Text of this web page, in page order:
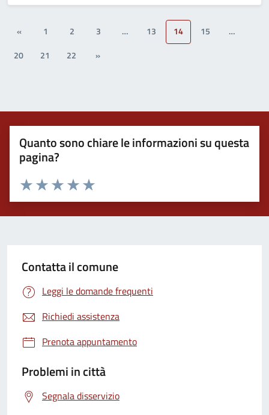
« 1 2 3 … 13 14 15
…
20
21 22 »
Quanto sono chiare le informazioni su questa
pagina?
Valuta 5 stelle su 5
Valuta 4 stelle su 5
Valuta 3 stelle su 5
Valuta 2 stelle su 5
Valuta 1 stelle su 5
Contatta il comune
Leggi le domande frequenti
Richiedi assistenza
Prenota appuntamento
Problemi in città
Segnala disservizio